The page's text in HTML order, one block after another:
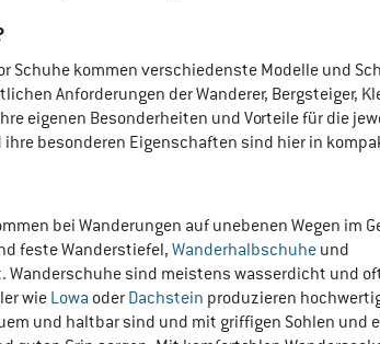
Schuhe kommen verschiedenste Modelle und
Anforderungen der Wanderer, Bergsteiger,
eigenen Besonderheiten und Vorteile für die
besonderen Eigenschaften sind hier in
bei Wanderungen auf unebenen Wegen im
feste Wanderstiefel, Wanderhalbschuheund
Wanderschuhe sind meistens wasserdicht und
wie Lowa oder Dachstein produzieren
und haltbar sind und mit griffigen Sohlen und